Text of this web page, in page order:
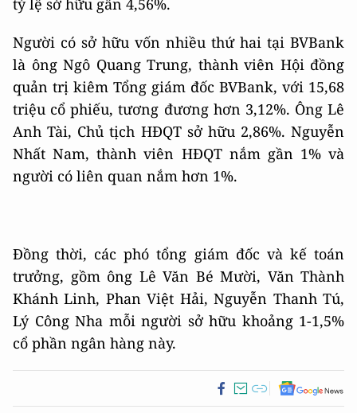
tỷ lệ sở hữu gần 4,56%.
Người có sở hữu vốn nhiều thứ hai tại BVBank
là ông Ngô Quang Trung, thành viên Hội đồng
quản trị kiêm Tổng giám đốc BVBank, với 15,68
triệu cổ phiếu, tương đương hơn 3,12%. Ông Lê
Anh Tài, Chủ tịch HĐQT sở hữu 2,86%. Nguyễn
Nhất Nam, thành viên HĐQT nắm gần 1% và
người có liên quan nắm hơn 1%.
Đồng thời, các phó tổng giám đốc và kế toán
trưởng, gồm ông Lê Văn Bé Mười, Văn Thành
Khánh Linh, Phan Việt Hải, Nguyễn Thanh Tú,
Lý Công Nha mỗi người sở hữu khoảng 1-1,5%
cổ phần ngân hàng này.